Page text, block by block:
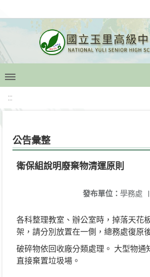
:::
公告彙整
衛保組說明廢棄物清運原則
發布單位： 學務處 |
各科整理教室、辦公室時，掉落天花
架，請分別放置在一側，總務處復原
破碎物依回收廠分類處理。 大型物通
直接棄置垃圾場。